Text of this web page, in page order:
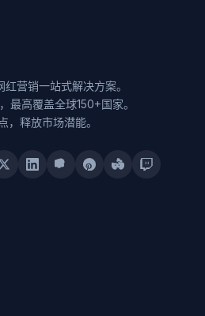
营销一站式解决方案。
高覆盖全球150+国家。
，释放市场潜能。